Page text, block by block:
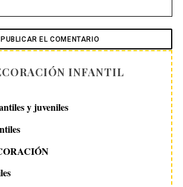
INFANTIL
y juveniles